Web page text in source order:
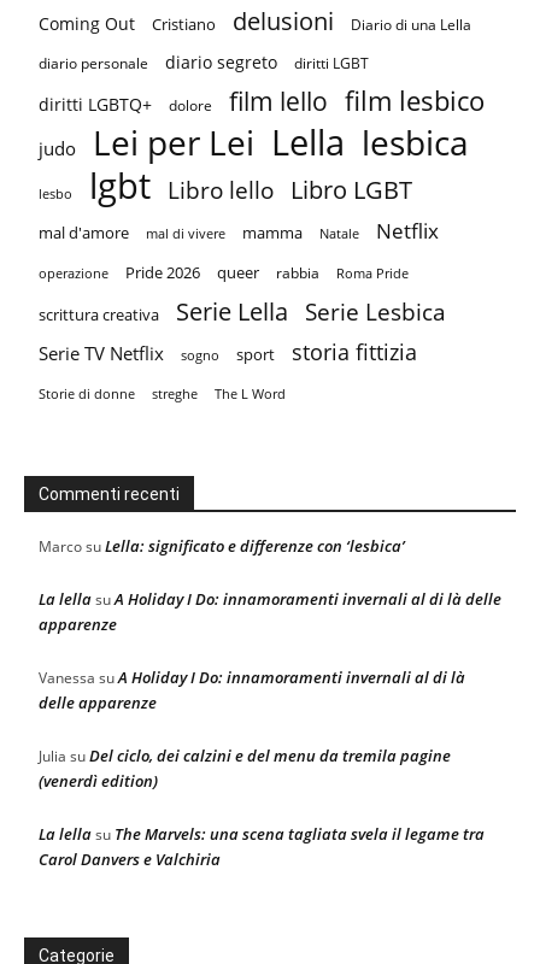
Coming Out Cristiano delusioni
Diario di una Lella
diario personale
diario segreto diritti LGBT
diritti LGBTQ+ dolore film lello film lesbico
judo Lei per Lei Lella lesbica
lesbo lgbt Libro lello Libro LGBT
mal d'amore mal di vivere mamma Natale Netflix
operazione Pride 2026 queer rabbia Roma Pride
scrittura creativa Serie Lella Serie Lesbica
Serie TV Netflix sogno sport storia fittizia
Storie di donne streghe The L Word
Commenti recenti
MarcosuLella: significato e differenze con ‘lesbica’
La lellasuA Holiday I Do: innamoramenti invernali al di là delle
apparenze
Vanessa suA Holiday I Do: innamoramenti invernali al di là
delle apparenze
Julia suDel ciclo, dei calzini e del menu da tremila pagine
(venerdì edition)
La lellasu The Marvels: una scena tagliata svela il legame tra
Carol Danvers e Valchiria
Categorie